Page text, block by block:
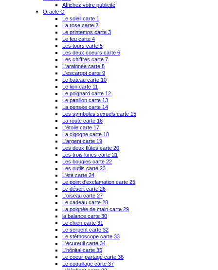
Affichez votre publicité
Oracle G
Le soleil carte 1
La rose carte 2
Le printemps carte 3
Le feu carte 4
Les tours carte 5
Les deux coeurs carte 6
Les chiffres carte 7
L'araignée carte 8
L'escargot carte 9
Le bateau carte 10
Le lion carte 11
Le poignard carte 12
Le papillon carte 13
La pensée carte 14
Les symboles sexuels carte 15
La route carte 16
L'étoile carte 17
La cigogne carte 18
L'argent carte 19
Les deux flûtes carte 20
Les trois lunes carte 21
Les bougies carte 22
Les outils carte 23
L'été carte 24
Le point d'exclamation carte 25
Le désert carte 26
L'oiseau carte 27
Le cadeau carte 28
La poignée de main carte 29
la balance carte 30
Le chien carte 31
Le serpent carte 32
Le stéthoscope carte 33
L'écureuil carte 34
L'hôpital carte 35
Le coeur partagé carte 36
Le coquillage carte 37